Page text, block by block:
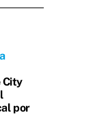
City
por